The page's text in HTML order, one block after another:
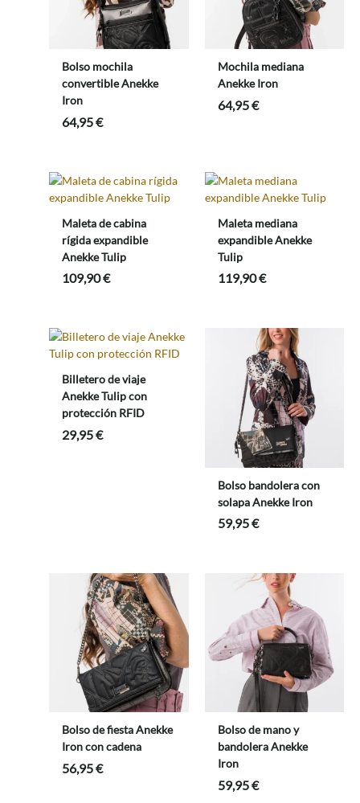
Bolso mochila
convertible Anekke
Iron
64,95€
Mochila mediana
Anekke Iron
64,95€
Maleta de cabina
rígida expandible
Anekke Tulip
109,90€
Maleta mediana
expandible Anekke
Tulip
119,90€
Billetero de viaje
Anekke Tulip con
protección RFID
29,95€
Bolso bandolera con
solapa Anekke Iron
59,95€
Bolso de fiesta Anekke
Iron con cadena
56,95€
Bolso de mano y
bandolera Anekke
Iron
59,95€